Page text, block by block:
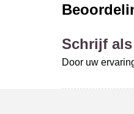
Schrijf
Door uw